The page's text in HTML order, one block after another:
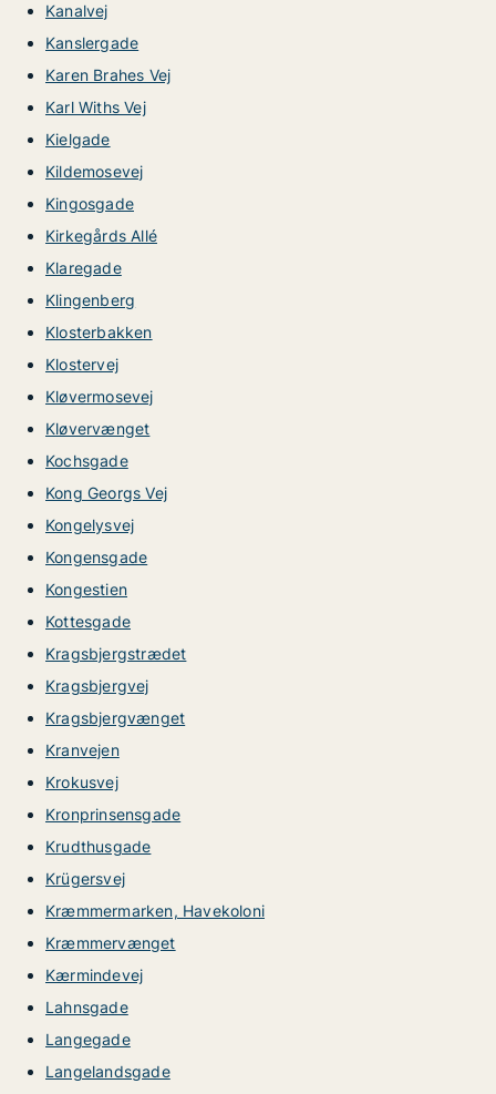
Kanalvej
Kanslergade
Karen Brahes Vej
Karl Withs Vej
Kielgade
Kildemosevej
Kingosgade
Kirkegårds Allé
Klaregade
Klingenberg
Klosterbakken
Klostervej
Kløvermosevej
Kløvervænget
Kochsgade
Kong Georgs Vej
Kongelysvej
Kongensgade
Kongestien
Kottesgade
Kragsbjergstrædet
Kragsbjergvej
Kragsbjergvænget
Kranvejen
Krokusvej
Kronprinsensgade
Krudthusgade
Krügersvej
Kræmmermarken, Havekoloni
Kræmmervænget
Kærmindevej
Lahnsgade
Langegade
Langelandsgade